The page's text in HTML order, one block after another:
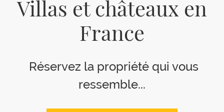
Villas et châteaux en
France
Réservez la propriété qui vous
ressemble...